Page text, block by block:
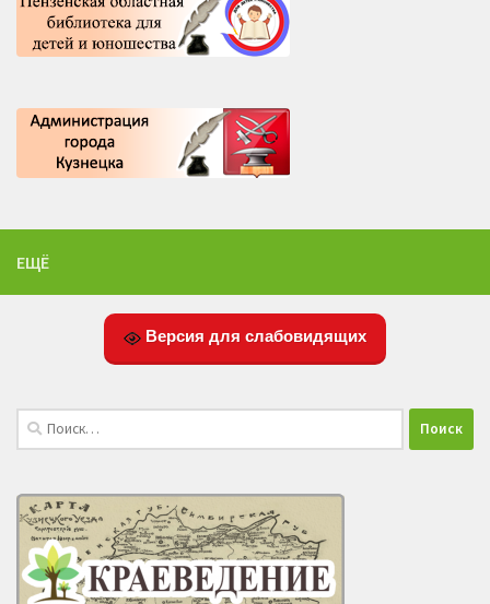
ЕЩЁ
Версия для слабовидящих
Найти: